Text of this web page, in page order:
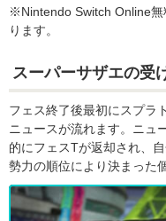
※Nintendo Switch Online無
ります。
スーパーサザエの受
フェス終了後最初にスプラ
ニュースが流れます。ニュ
的にフェスTが返却され、
勢力の順位により決まった